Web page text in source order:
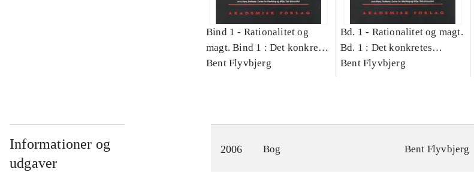
Bind 1 - Rationalitet og
magt. Bind 1 : Det konkretes
videnskab
Bent Flyvbjerg
Bd. 1 - Rationalitet og magt.
Bd. 1 : Det konkretes
videnskab
Bent Flyvbjerg
Informationer og
udgaver
2006 Bog Bent Flyvbjerg